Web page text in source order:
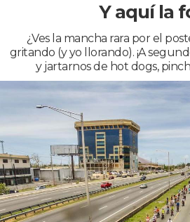
Y aquí la
¿Ves la mancha rara por el
gritando (y yo llorando). ¡A
y jartarnos de hot dogs,